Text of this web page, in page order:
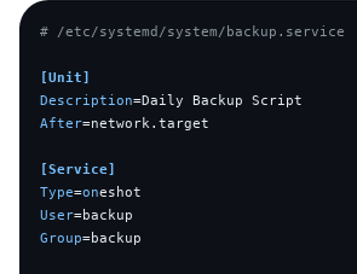
# /etc/systemd/system/backup.service
[Unit]
Description
After=network.target
[Service]
Type=on
User
Group=backup